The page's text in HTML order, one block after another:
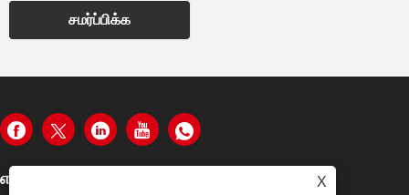
சமர்ப்பிக்க
எங்களை தொடர்பு கொள்ள X